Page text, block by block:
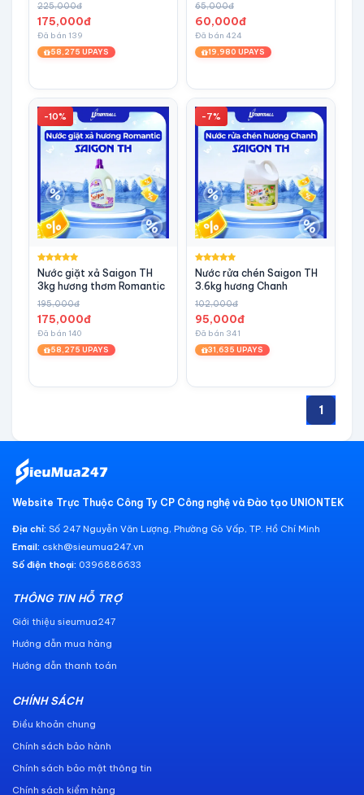
225,000đ
175,000đ
Đã bán 139
58,275 UPAYS
65,000đ
60,000đ
Đã bán 424
19,980 UPAYS
-10%
Nước giặt xả Saigon TH
3kg hương thơm Romantic
195,000đ
175,000đ
Đã bán 140
58,275 UPAYS
-7%
Nước rửa chén Saigon TH
3.6kg hương Chanh
102,000đ
95,000đ
Đã bán 341
31,635 UPAYS
1
Website Trực Thuộc Công Ty CP Công nghệ và Đào tạo UNIONTEK
Địa chỉ: Số 247 Nguyễn Văn Lượng, Phường Gò Vấp, TP. Hồ Chí Minh
Email: cskh@sieumua247.vn
Số điện thoại: 0396886633
THÔNG TIN HỖ TRỢ
Giới thiệu sieumua247
Hướng dẫn mua hàng
Hướng dẫn thanh toán
CHÍNH SÁCH
Điều khoản chung
Chính sách bảo hành
Chính sách bảo mật thông tin
Chính sách kiểm hàng